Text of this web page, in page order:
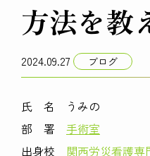
方法を教
2024.09.27 ブログ
氏 名 うみの
部 署 手術室
出身校 関西労災看護専